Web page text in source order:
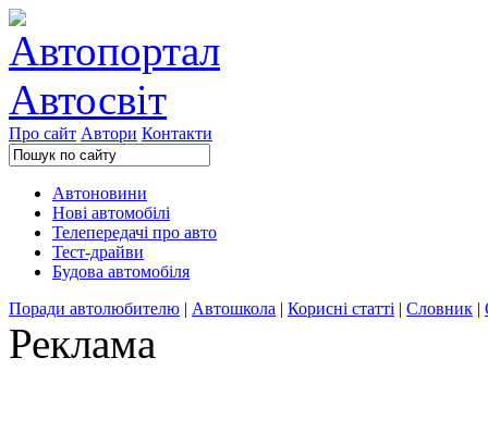
Про сайт Автори Контакти
Автоновини
Нові автомобілі
Телепередачі про авто
Тест-драйви
Будова автомобіля
Поради автолюбителю | Автошкола | Корисні статті | Словник |
Реклама